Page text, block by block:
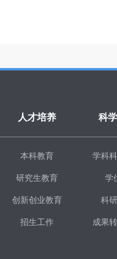
人才培养
本科教育
研究生教育
创新创业教育
招生工作
科
学科
学
科
成果